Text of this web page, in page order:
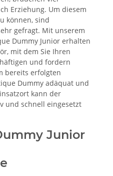
Erziehung. Um diesem
können, sind
gefragt. Mit unserem
Dummy Junior erhalten
mit dem Sie Ihren
und fordern
bereits erfolgten
Dummy adäquat und
kann der
und schnell eingesetzt
Junior